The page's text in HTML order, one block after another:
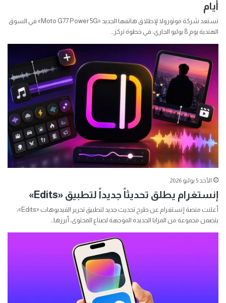
أيام
تستعد شركة موتورولا لإطلاق هاتفها الجديد «Moto G77 Power 5G» في السوق
الهندية يوم 8 يوليو الجاري، في خطوة تركز…
الأحد 5 يوليو 2026
إنستغرام يطلق تحديثاً جديداً لتطبيق «Edits»
أعلنت منصة إنستغرام عن طرح تحديث جديد لتطبيق تحرير الفيديوهات «Edits»،
يتضمن مجموعة من المزايا الجديدة الموجهة لصناع المحتوى، أبرزها…